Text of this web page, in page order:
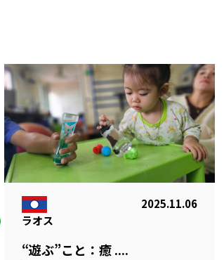
ラオス
2025.11.06
“遊ぶ”こと：癒 ....